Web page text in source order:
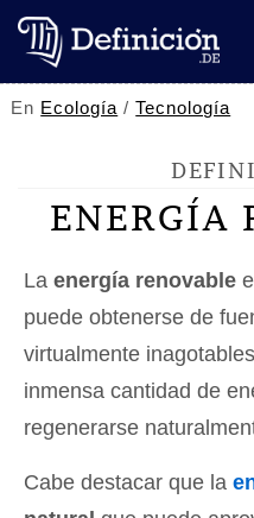
En Ecología /Tecnología
ENERGÍA
La energía renovable
puede obtenerse de
virtualmente
inmensa cantidad de
regenerarse
Cabe destacar que la